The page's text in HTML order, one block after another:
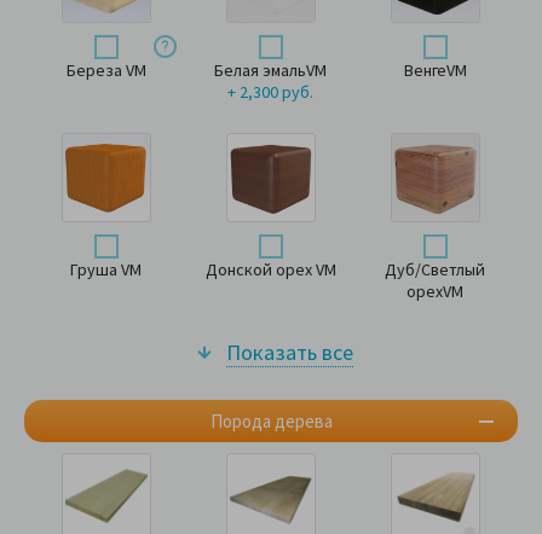
Порода дерева
Береза VM
Белая эмальVM
+ 2,300 руб.
ВенгеVM
Груша VM Донской орех VM
Дуб/Светлый
орехVM
Показать все